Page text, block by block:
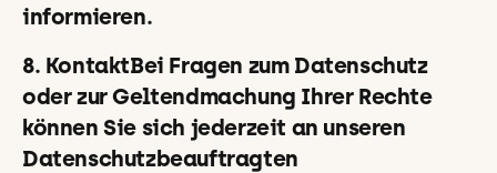
informieren.
8. KontaktBei Fragen zum Datenschutz
oder zur Geltendmachung Ihrer Rechte
können Sie sich jederzeit an unseren
Datenschutzbeauftragten